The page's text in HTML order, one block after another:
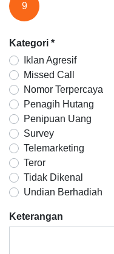
9
Kategori *
Iklan Agresif
Missed Call
Nomor Terpercaya
Penagih Hutang
Penipuan Uang
Survey
Telemarketing
Teror
Tidak Dikenal
Undian Berhadiah
Keterangan